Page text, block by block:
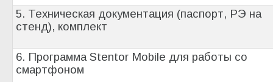
5. Техническая документация (паспорт, РЭ на
стенд), комплект
6. Программа Stentor Mobile для работы со
смартфоном